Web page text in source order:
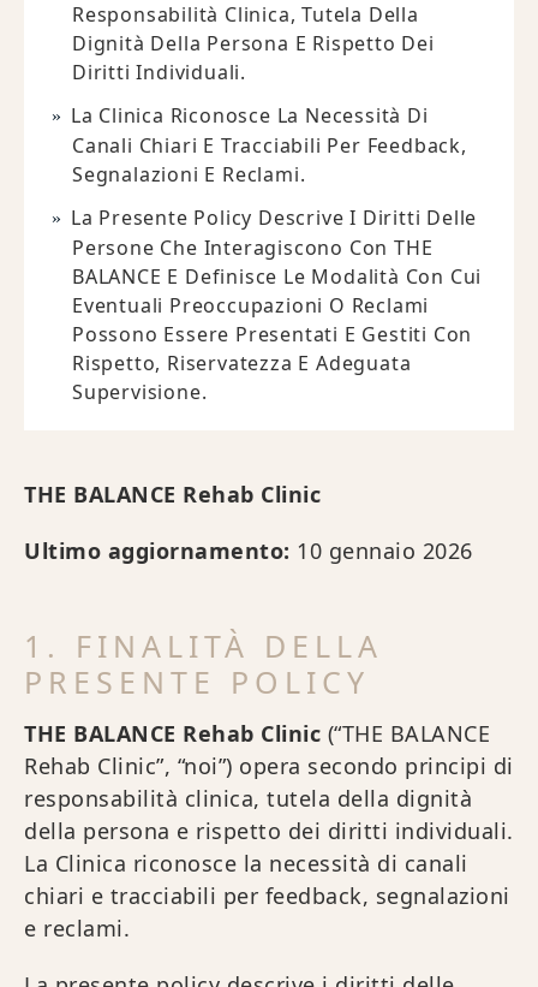
Responsabilità Clinica, Tutela Della
Dignità Della Persona E Rispetto Dei
Diritti Individuali.
La Clinica Riconosce La Necessità Di
Canali Chiari E Tracciabili Per Feedback,
Segnalazioni E Reclami.
La Presente Policy Descrive I Diritti Delle
Persone Che Interagiscono Con THE
BALANCE E Definisce Le Modalità Con Cui
Eventuali Preoccupazioni O Reclami
Possono Essere Presentati E Gestiti Con
Rispetto, Riservatezza E Adeguata
Supervisione.
THE BALANCE Rehab Clinic
Ultimo aggiornamento: 10 gennaio 2026
1. FINALITÀ DELLA
PRESENTE POLICY
THE BALANCE Rehab Clinic (“THE BALANCE
Rehab Clinic”, “noi”) opera secondo principi di
responsabilità clinica, tutela della dignità
della persona e rispetto dei diritti individuali.
La Clinica riconosce la necessità di canali
chiari e tracciabili per feedback, segnalazioni
e reclami.